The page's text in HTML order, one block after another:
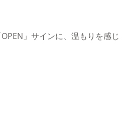
」サインに、温もりを感じ